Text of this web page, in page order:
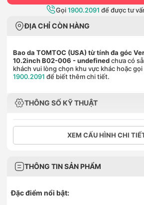
Gọi1900.2091 để được tư
ĐỊA CHỈ CÒN HÀNG
Bao da TOMTOC (USA) từ tính đa góc
10.2inch B02-006 - undefinedchưa có
khách vui lòng chọn khu vực khác hoặc
1900.2091 để biết thêm chi tiết.
THÔNG SỐ KỸ THUẬT
XEM CẤU HÌNH CHI
THÔNG TIN SẢN PHẨM
Đặc điểm nổi bật: